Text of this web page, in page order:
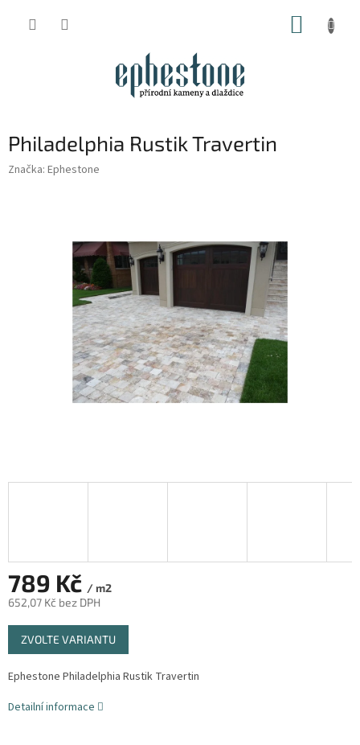
Philadelphia Rustik Travertin
Značka: Ephestone
789 Kč / m2
652,07 Kč bez DPH
Měrná
cena:
ZVOLTE VARIANTU
Ephestone Philadelphia Rustik Travertin
Detailní informace